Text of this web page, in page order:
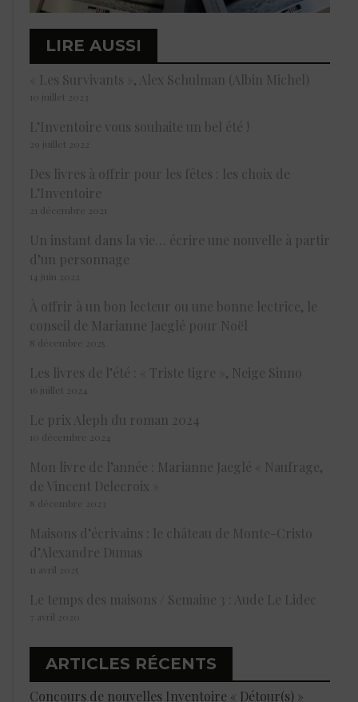
LIRE AUSSI
« Les Survivants », Alex Schulman (Albin Michel)
10 juillet 2023
L’Inventoire vous souhaite un bel été !
29 juillet 2022
Des livres à offrir pour les fêtes : les choix de
L’Inventoire
21 décembre 2021
Un instant dans la vie… écrire une nouvelle à partir
d’un personnage
14 juin 2022
À offrir à un bon lecteur ou une bonne lectrice, le
conseil de Marianne Jaeglé pour Noël
8 décembre 2025
Les livres de l’été : « Triste tigre », Neige Sinno
16 juillet 2024
Le prix Aleph du roman 2024
10 décembre 2024
Mon livre de l’année : Marianne Jaeglé « Naufrage,
de Vincent Delecroix »
8 décembre 2023
Maisons d’écrivains : le château de Monte-Cristo
d’Alexandre Dumas
11 avril 2025
Le temps des maisons / Semaine 3 : Aude Le Lidec
7 avril 2020
ARTICLES RÉCENTS
Concours de nouvelles Inventoire « Détour(s) »